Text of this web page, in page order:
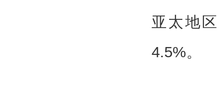
亚太地
4.5%。